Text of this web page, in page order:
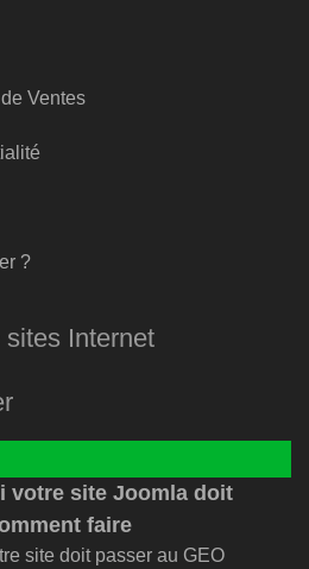
Ventes
?
Internet
votre site Joomla doit
faire
site doit passer au GEO